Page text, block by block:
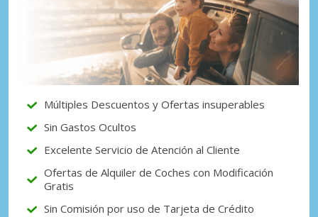
Múltiples Descuentos y Ofertas insuperables
Sin Gastos Ocultos
Excelente Servicio de Atención al Cliente
Ofertas de Alquiler de Coches con Modificación
Gratis
Sin Comisión por uso de Tarjeta de Crédito